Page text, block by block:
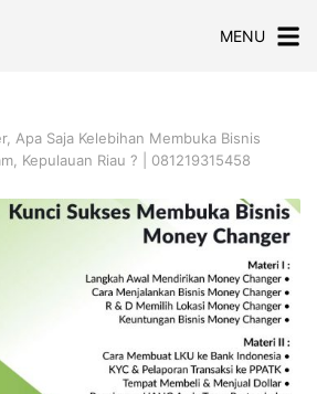
MENU
Apa Saja Kelebihan Membuka Bisnis
Kepulauan Riau ? | 081219315458